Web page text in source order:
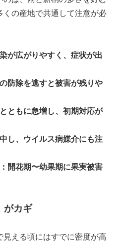
の産地で共通して注意が必
が広がりやすく、症状が出
防除を逃すと被害が残りや
ともに急増し、初期対応が
し、ウイルス病媒介にも注
開花期〜幼果期に果実被害
がカギ
える頃にはすでに密度が高